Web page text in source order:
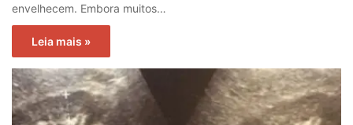
envelhecem. Embora muitos…
Leia mais »